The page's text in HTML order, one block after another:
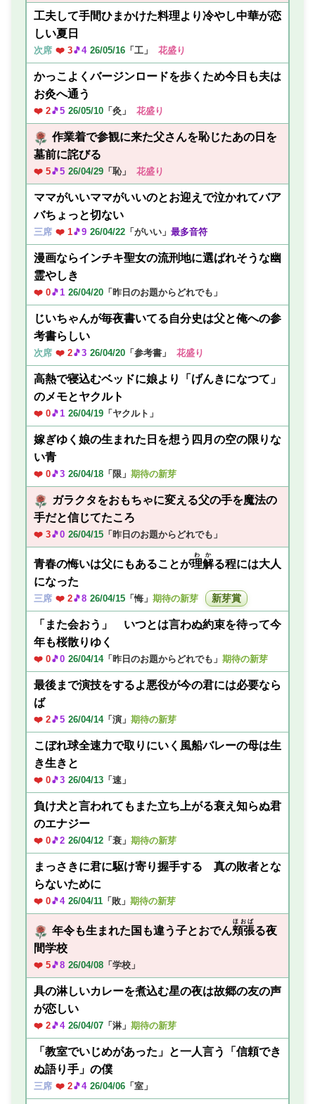
工夫して手間ひまかけた料理より冷やし中華が恋
しい夏日
次席 ❤️ 3🎵4 26/05/16 「工」 花盛り
かっこよくバージンロードを歩くため今日も夫は
お灸へ通う
❤️ 2🎵5 26/05/10 「灸」 花盛り
作業着で参観に来た父さんを恥じたあの日を
墓前に詫びる
❤️ 5🎵5 26/04/29 「恥」 花盛り
ママがいいママがいいのとお迎えで泣かれてバア
バちょっと切ない
三席 ❤️ 1🎵9 26/04/22 「がいい」 最多音符
漫画ならインチキ聖女の流刑地に選ばれそうな幽
霊やしき
❤️ 0🎵1 26/04/20 「昨日のお題からどれでも」
じいちゃんが毎夜書いてる自分史は父と俺への参
考書らしい
次席 ❤️ 2🎵3 26/04/20 「参考書」 花盛り
高熱で寝込むベッドに娘より「げんきになつて」
のメモとヤクルト
❤️ 0🎵1 26/04/19 「ヤクルト」
嫁ぎゆく娘の生まれた日を想う四月の空の限りな
い青
❤️ 0🎵3 26/04/18 「限」 期待の新芽
ガラクタをおもちゃに変える父の手を魔法の
手だと信じてたころ
❤️ 3🎵0 26/04/15 「昨日のお題からどれでも」
青春の悔いは父にもあることが理解
わか
る程には大人
になった
三席 ❤️ 2🎵8 26/04/15 「悔」 期待の新芽 新芽賞
「また会おう」 いつとは言わぬ約束を待って今
年も桜散りゆく
❤️ 0🎵0 26/04/14「昨日のお題からどれでも」 期待の新芽
最後まで演技をするよ悪役が今の君には必要なら
ば
❤️ 2🎵5 26/04/14「演」 期待の新芽
こぼれ球全速力で取りにいく風船バレーの母は生
き生きと
❤️ 0🎵3 26/04/13 「速」
負け犬と言われてもまた立ち上がる衰え知らぬ君
のエナジー
❤️ 0🎵2 26/04/12 「衰」 期待の新芽
まっさきに君に駆け寄り握手する 真の敗者とな
らないために
❤️ 0🎵4 26/04/11 「敗」 期待の新芽
年令も生まれた国も違う子とおでん頬張
ほおば
る夜
間学校
❤️ 5🎵8 26/04/08 「学校」
具の淋しいカレーを煮込む星の夜は故郷の友の声
が恋しい
❤️ 2🎵4 26/04/07 「淋」 期待の新芽
「教室でいじめがあった」と一人言う「信頼でき
ぬ語り手」の僕
三席 ❤️ 2🎵4 26/04/06 「室」